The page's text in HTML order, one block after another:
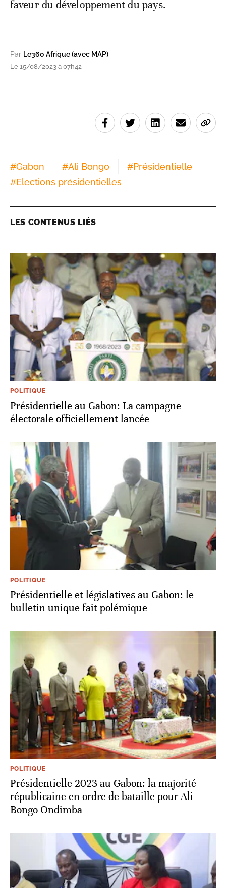
faveur du développement du pays.
Par Le360 Afrique (avec MAP)
Le 15/08/2023 à 07h42
#Gabon #Ali Bongo #Présidentielle
#Elections présidentielles
LES CONTENUS LIÉS
POLITIQUE
Présidentielle au Gabon: La campagne
électorale officiellement lancée
POLITIQUE
Présidentielle et législatives au Gabon: le
bulletin unique fait polémique
POLITIQUE
Présidentielle 2023 au Gabon: la majorité
républicaine en ordre de bataille pour Ali
Bongo Ondimba